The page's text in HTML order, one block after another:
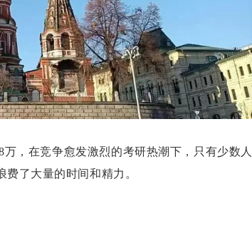
，在竞争愈发激烈的考研热潮下，只有少数人
了大量的时间和精力。